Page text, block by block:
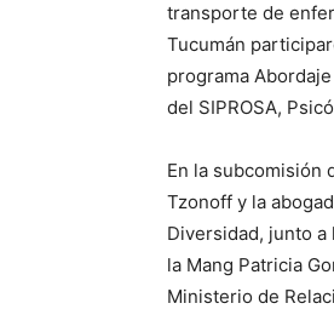
transporte de
Tucumán
programa
del SIPROSA,
En la subcomisión
Tzonoff y la
Diversidad, junto a
la Mang Patricia
Ministerio de